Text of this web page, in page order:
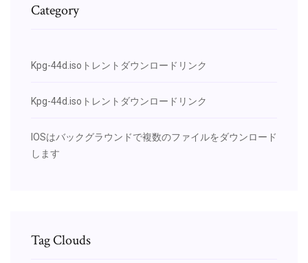
Category
Kpg-44d.isoトレントダウンロードリンク
Kpg-44d.isoトレントダウンロードリンク
IOSはバックグラウンドで複数のファイルをダウンロード
します
Tag Clouds